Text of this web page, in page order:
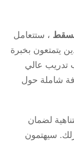
، ستتعامل
يتمتعون بخبرة
تدريب عالي
شاملة حول
لضمان
سيهتمون